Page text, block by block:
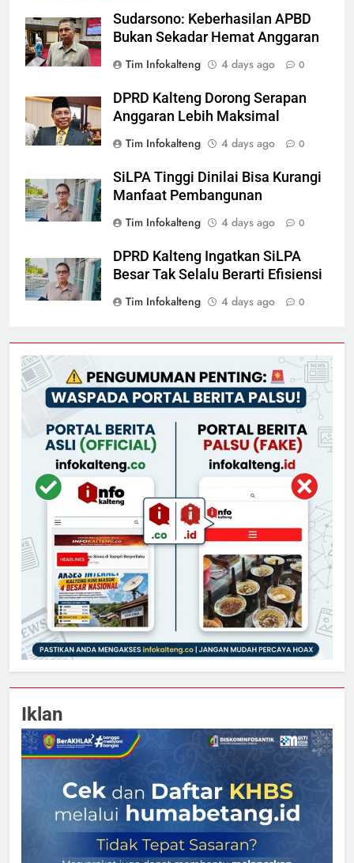
Sudarsono: Keberhasilan APBD
Bukan Sekadar Hemat Anggaran
Tim Infokalteng
4 days ago 0
DPRD Kalteng Dorong Serapan
Anggaran Lebih Maksimal
Tim Infokalteng
4 days ago 0
SiLPA Tinggi Dinilai Bisa Kurangi
Manfaat Pembangunan
Tim Infokalteng
4 days ago 0
DPRD Kalteng Ingatkan SiLPA
Besar Tak Selalu Berarti Efisiensi
Tim Infokalteng
4 days ago 0
Iklan